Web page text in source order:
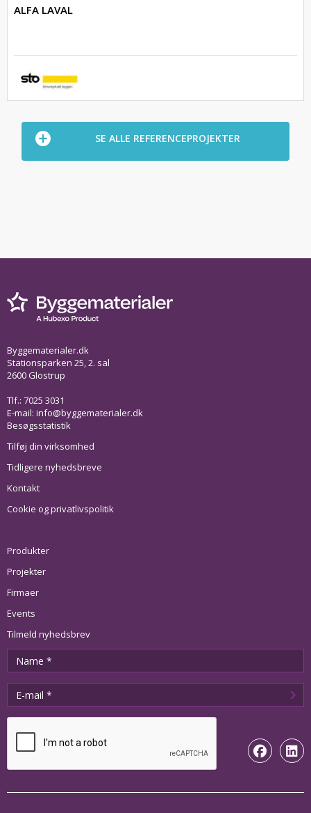
ALFA LAVAL
SE ALLE REFERENCEPROJEKTER
Byggematerialer.dk
Stationsparken 25, 2. sal
2600 Glostrup
Tlf.: 7025 3031
E-mail: info@byggematerialer.dk
Besøgsstatistik
Tilføj din virksomhed
Tidligere nyhedsbreve
Kontakt
Cookie og privatlivspolitik
Produkter
Projekter
Firmaer
Events
Tilmeld nyhedsbrev